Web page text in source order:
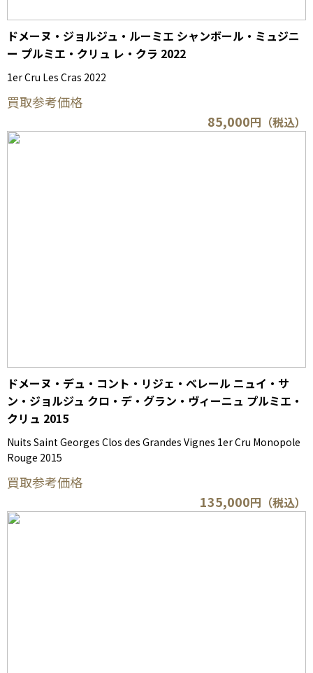
ドメーヌ・ジョルジュ・ルーミエ シャンボール・ミュジニ
ー プルミエ・クリュ レ・クラ 2022
1er Cru Les Cras 2022
買取参考価格
85,000円（税込）
ドメーヌ・デュ・コント・リジェ・ベレール ニュイ・サ
ン・ジョルジュ クロ・デ・グラン・ヴィーニュ プルミエ・
クリュ 2015
Nuits Saint Georges Clos des Grandes Vignes 1er Cru Monopole
Rouge 2015
買取参考価格
135,000円（税込）